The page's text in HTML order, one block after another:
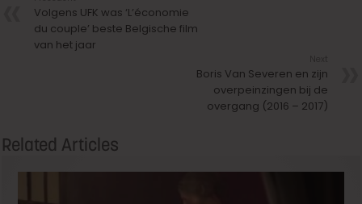
Volgens UFK was ‘L’économie
du couple’ beste Belgische film
van het jaar
Boris Van Severen en zijn
overpeinzingen bij de
overgang (2016 – 2017)
Related Articles